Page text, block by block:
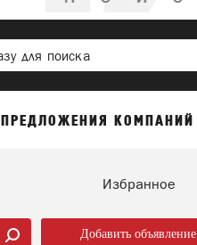
ПРЕДЛОЖЕНИЯ КОМПАНИЙ
Избранное
Добавить объявление